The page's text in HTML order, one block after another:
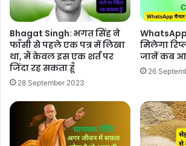
Bhagat Singh: भगत सिंह ने
फाँसी से पहले एक पत्र में लिखा
था, मैं केवल इस एक शर्त पर
जिंदा रह सकता हूँ
28 September 2023
मिलेगा
जानें कब
26